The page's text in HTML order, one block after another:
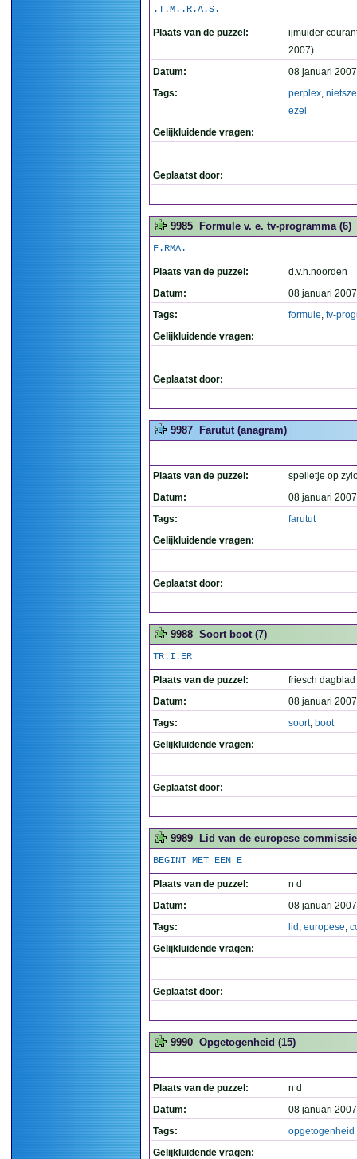
.T.M..R.A.S.
Plaats van de puzzel:
ijmuider
2007)
Datum:
08 januari
Tags:
perplex,
ezel
Gelijkluidende vragen:
Geplaatst door:
9985 Formule v. e. tv-programma (6)
F.RMA.
Plaats van de puzzel:
d.v.h.noorden
Datum:
08 januari
Tags:
formule, tv-
Gelijkluidende vragen:
Geplaatst door:
9987 Farutut (anagram)
Plaats van de puzzel:
spelletje op
Datum:
08 januari
Tags:
farutut
Gelijkluidende vragen:
Geplaatst door:
9988 Soort boot (7)
TR.I.ER
Plaats van de puzzel:
friesch dagblad
Datum:
08 januari
Tags:
soort, boot
Gelijkluidende vragen:
Geplaatst door:
9989 Lid van de europese
BEGINT MET EEN E
Plaats van de puzzel:
n d
Datum:
08 januari
Tags:
lid , europese,
Gelijkluidende vragen:
Geplaatst door:
9990 Opgetogenheid (15)
Plaats van de puzzel:
n d
Datum:
08 januari
Tags:
opgetogenheid
Gelijkluidende vragen: